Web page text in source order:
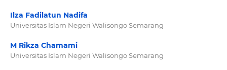
Ilza Fadilatun Nadifa
Universitas Islam Negeri Walisongo Semarang
M Rikza Chamami
Universitas Islam Negeri Walisongo Semarang